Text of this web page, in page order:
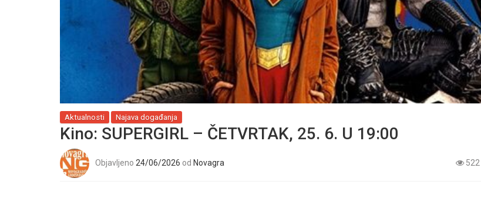
Aktualnosti Najava događanja
Kino: SUPERGIRL – ČETVRTAK, 25. 6. U 19:00
Objavljeno 24/06/2026 od Novagra 522